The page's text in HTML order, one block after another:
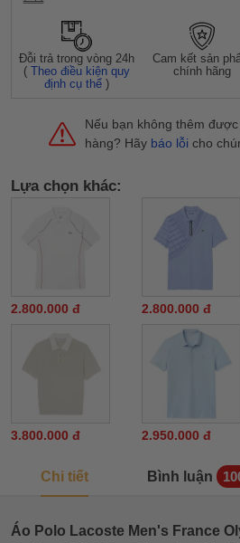
Đỗi trả trong vòng 24h
(Theo điều kiện quy
định cụ thể )
Cam kết sản
chính hãng
Nếu bạn không thêm
hàng? Hãy báo lỗi cho
Lựa chọn khác:
2.800.000 đ 2.800.000 đ
3.800.000 đ 2.950.000 đ
Chi tiết Bình luận
Áo Polo Lacoste Men's France